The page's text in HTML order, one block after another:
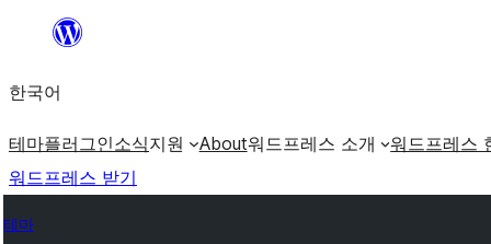
츠
로
로
가
한국어
테마플러그인소식지원 About워드프레스 소개 워드프레스
워드프레스 받기
테마